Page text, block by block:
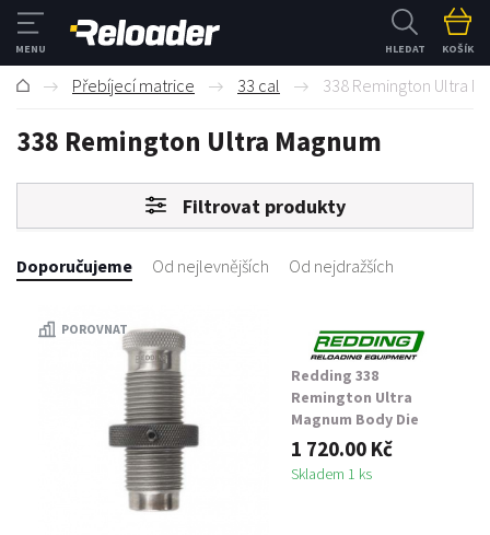
HLEDAT KOŠÍK
Přebíjecí matrice 33 cal 338 Remington Ultra
338 Remington Ultra Magnum
Filtrovat produkty
Doporučujeme Od nejlevnějších Od nejdražších
POROVNAT
Redding 338
Remington Ultra
Magnum Body Die
1 720.00 Kč
Skladem 1 ks